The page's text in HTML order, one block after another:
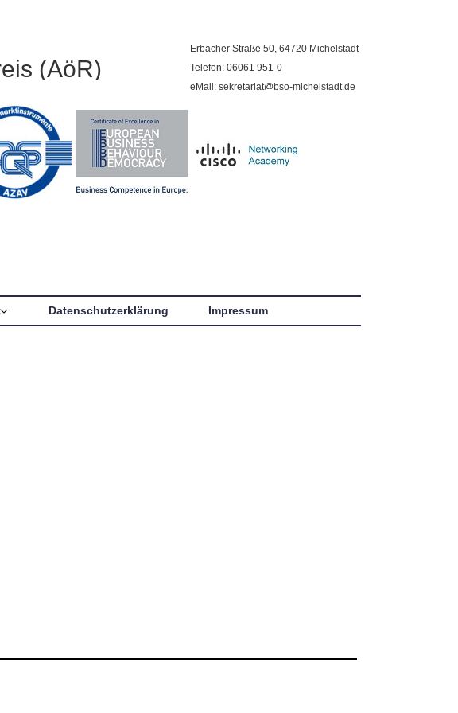
(AöR)
Erbacher Straße 50, 64720 Michelstadt
Telefon: 06061 951-0
eMail: sekretariat@bso-michelstadt.de
Datenschutzerklärung Impressum